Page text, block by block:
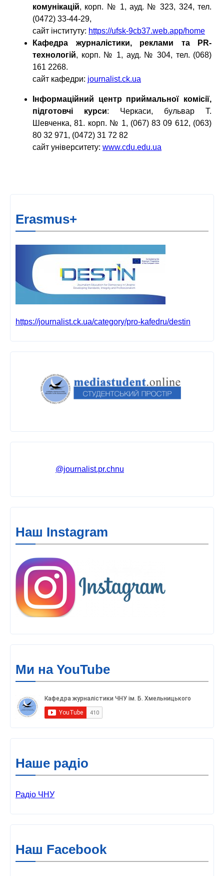
комунікацій, корп. № 1, ауд. № 323, 324, тел.
(0472) 33-44-29,
сайт інституту: https://ufsk-9cb37.web.app/home
Кафедра журналістики, реклами та PR-
технологій, корп. № 1, ауд. № 304, тел. (068)
161 2268.
сайт кафедри: journalist.ck.ua
Інформаційний центр приймальної комісії,
підготовчі курси: Черкаси, бульвар Т.
Шевченка, 81. корп. № 1, (067) 83 09 612, (063)
80 32 971, (0472) 31 72 82
сайт університету: www.cdu.edu.ua
Erasmus+
https://journalist.ck.ua/category/pro-kafedru/destin
@journalist.pr.chnu
Наш Instagram
Ми на YouTube
Наше радіо
Радіо ЧНУ
Наш Facebook